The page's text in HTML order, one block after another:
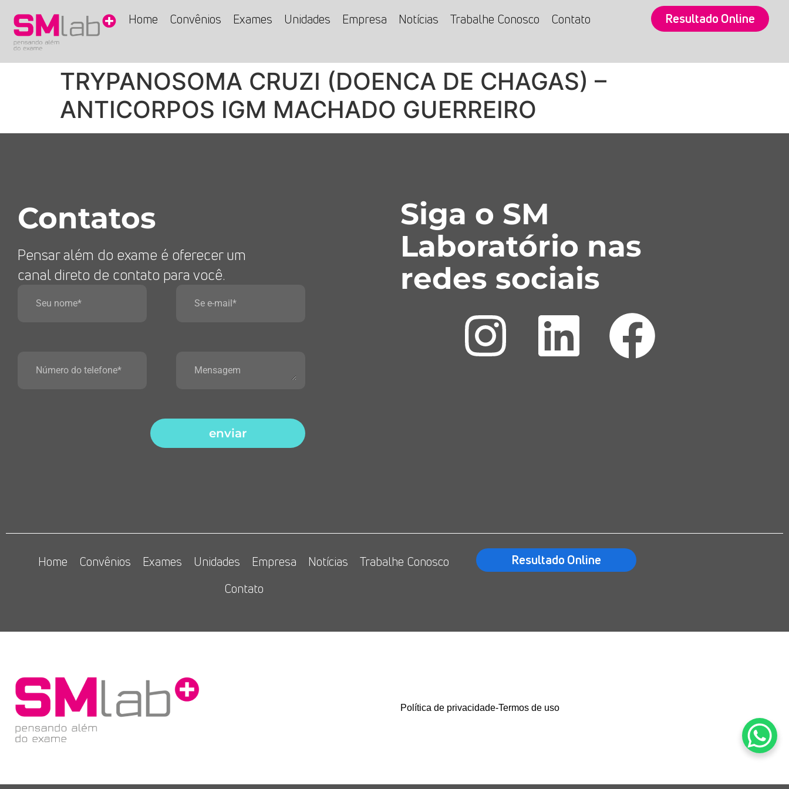
Home Convênios Exames Unidades Empresa Notícias Trabalhe Conosco Contato Resultado Online
TRYPANOSOMA CRUZI (DOENCA DE CHAGAS) –
ANTICORPOS IGM MACHADO GUERREIRO
Contatos
Pensar além do exame é oferecer um
canal direto de contato para você.
enviar
Siga o SM
Laboratório nas
redes sociais
Home Convênios Exames Unidades Empresa Notícias
Trabalhe Conosco
Contato
Resultado Online
Política de privacidade-Termos de uso